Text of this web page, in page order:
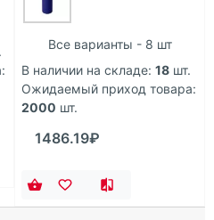
Все варианты - 8 шт
В наличии на складе: 18 шт.
Ожидаемый приход товара:
2000 шт.
1486.19₽